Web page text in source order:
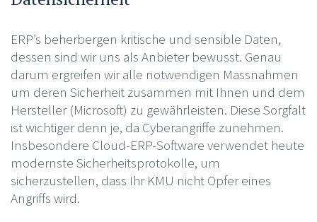
ERP’s beherbergen kritische und sensible Daten,
dessen sind wir uns als Anbieter bewusst. Genau
darum ergreifen wir alle notwendigen Massnahmen
um deren Sicherheit zusammen mit Ihnen und dem
Hersteller (Microsoft) zu gewährleisten. Diese Sorgfalt
ist wichtiger denn je, da Cyberangriffe zunehmen.
Insbesondere Cloud-ERP-Software verwendet heute
modernste Sicherheitsprotokolle, um
sicherzustellen, dass Ihr KMU nicht Opfer eines
Angriffs wird.